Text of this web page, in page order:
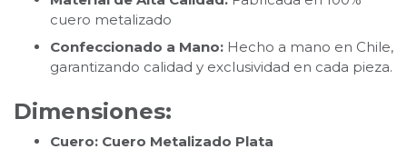
cuero metalizado
Confeccionado a Mano: Hecho a mano en Chile,
garantizando calidad y exclusividad en cada pieza.
Dimensiones:
Cuero: Cuero Metalizado Plata